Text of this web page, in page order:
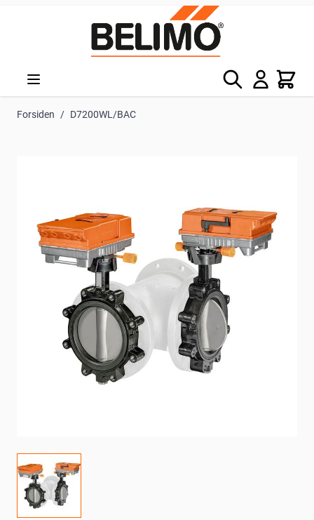
Søg Kurv
Forsiden / D7200WL/BAC